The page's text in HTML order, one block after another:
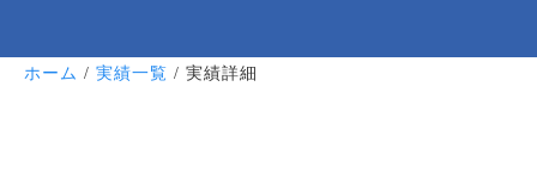
ホーム / 実績一覧 / 実績詳細